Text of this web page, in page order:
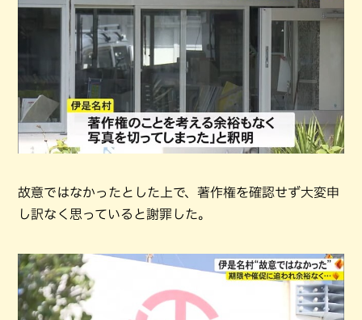
故意ではなかったとした上で、著作権を確認せず大変申
し訳なく思っていると謝罪した。